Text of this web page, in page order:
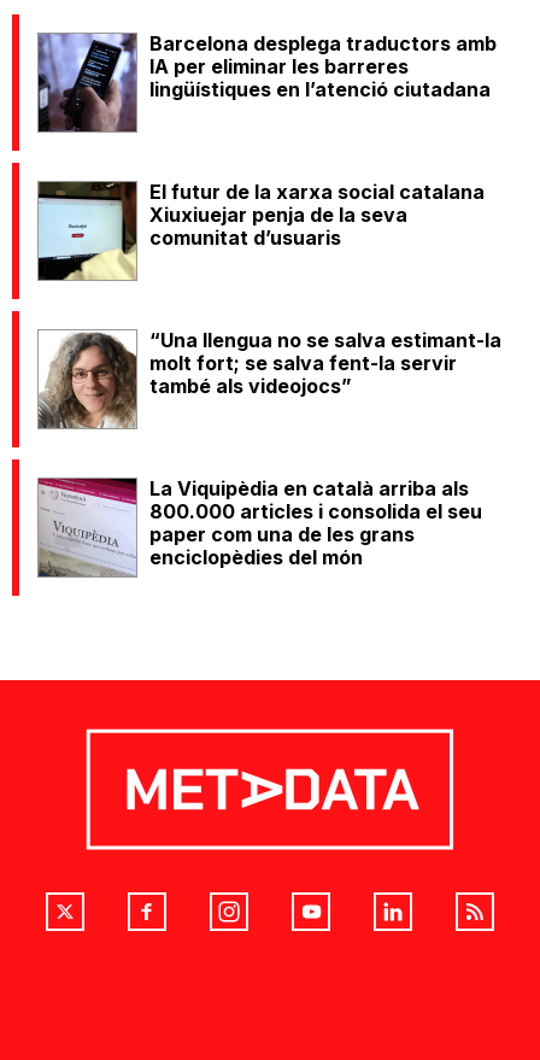
Barcelona desplega traductors amb
IA per eliminar les barreres
lingüístiques en l’atenció ciutadana
El futur de la xarxa social catalana
Xiuxiuejar penja de la seva
comunitat d’usuaris
“Una llengua no se salva estimant-la
molt fort; se salva fent-la servir
també als videojocs”
La Viquipèdia en català arriba als
800.000 articles i consolida el seu
paper com una de les grans
enciclopèdies del món